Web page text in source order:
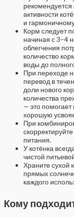
рекомендуется
активности
и
Корм следует
начиная с 3–4
облегчения
количество
воды до
При переходе
перевод в
доли нового
количества
— это
хорошую
При
питания.
У котёнка
чистой
Храните сухой
прямых
каждого
Кому